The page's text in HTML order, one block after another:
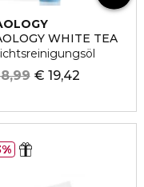
WHITE TEA
€ 19,42